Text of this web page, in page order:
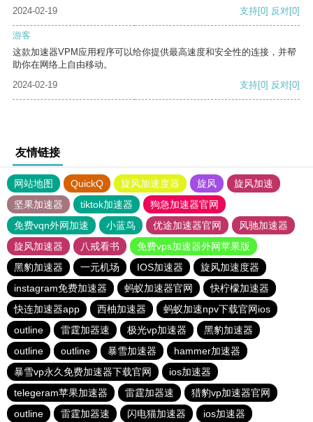
2024-02-19 支持[0] 反对[0]
游客
这款加速器VPM应用程序可以给你提供最高速度和安全性的连接，并帮
助你在网络上自由移动。
2024-02-19
支持[0] 反对[0]
友情链接
网站地图 QuickQ 旋风加速度器 旋风
旋风加速
坚果加速器
tiktok加速器
狗急加速器官网
免费vqn外网加速
小蓝鸟 优途加速器官网
风驰加速器
旋风加速器
八戒看书
免费vps加速器外网苹果版
黑豹加速器
一元机场 IOS加速器
旋风加速度器
instagram免费加速器
蚂蚁加速器官网
快柠檬加速器
快连加速器app
西柚加速器
蚂蚁加速npv下载官网ios
outline
雷霆加器速 极光vp加速器
黑豹加速器
outline
outline 暴雪加速器
hammer加速器
暴雪vp永久免费加速器下载官网
ios加速器
telegeram苹果加速器
雷霆加器速
猎豹vp加速器官网
outline
雷霆加器速 闪电猫加速器 ios加速器